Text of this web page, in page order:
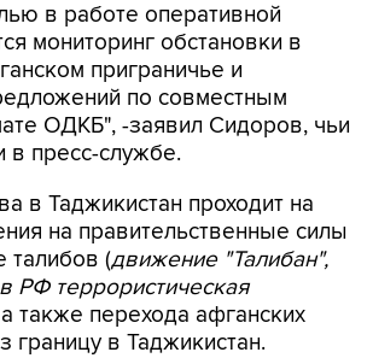
в работе оперативной
мониторинг обстановки в
приграничье и
по совместным
ОДКБ", -заявил Сидоров, чьи
в пресс-службе.
в Таджикистан проходит на
на правительственные силы
талибов (движение "Талибан",
РФ террористическая
также перехода афганских
границу в Таджикистан.